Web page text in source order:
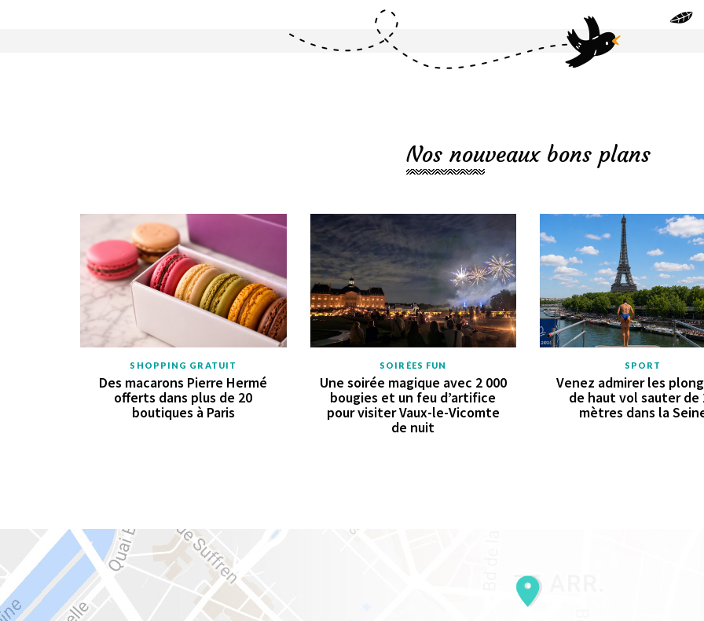
Nos nouveaux bons plans
SHOPPING GRATUIT
Des macarons Pierre Hermé
offerts dans plus de 20
boutiques à Paris
SOIRÉES FUN
Une soirée magique avec 2 000
bougies et un feu d’artifice
pour visiter Vaux-le-Vicomte
de nuit
SPORT
Venez admirer les
de haut vol sauter de
mètres dans la